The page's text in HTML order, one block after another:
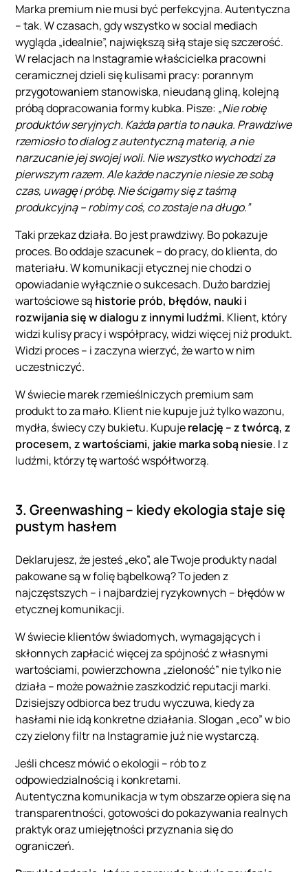
Marka premium nie musi być perfekcyjna. Autentyczna
– tak. W czasach, gdy wszystko w social mediach
wygląda „idealnie”, największą siłą staje się szczerość.
W relacjach na Instagramie właścicielka pracowni
ceramicznej dzieli się kulisami pracy: porannym
przygotowaniem stanowiska, nieudaną gliną, kolejną
próbą dopracowania formy kubka. Pisze: „Nie robię
produktów seryjnych. Każda partia to nauka. Prawdziwe
rzemiosło to dialog z autentyczną materią, a nie
narzucanie jej swojej woli. Nie wszystko wychodzi za
pierwszym razem. Ale każde naczynie niesie ze sobą
czas, uwagę i próbę. Nie ścigamy się z taśmą
produkcyjną – robimy coś, co zostaje na długo.”
Taki przekaz działa. Bo jest prawdziwy. Bo pokazuje
proces. Bo oddaje szacunek – do pracy, do klienta, do
materiału. W komunikacji etycznej nie chodzi o
opowiadanie wyłącznie o sukcesach. Dużo bardziej
wartościowe są historie prób, błędów, nauki i
rozwijania się w dialogu z innymi ludźmi. Klient, który
widzi kulisy pracy i współpracy, widzi więcej niż produkt.
Widzi proces – i zaczyna wierzyć, że warto w nim
uczestniczyć.
W świecie marek rzemieślniczych premium sam
produkt to za mało. Klient nie kupuje już tylko wazonu,
mydła, świecy czy bukietu. Kupujerelację – z twórcą, z
procesem, z wartościami, jakie marka sobą niesie. I z
ludźmi, którzy tę wartość współtworzą.
3. Greenwashing – kiedy ekologia staje się
pustym hasłem
Deklarujesz, że jesteś „eko”, ale Twoje produkty nadal
pakowane są w folię bąbelkową? To jeden z
najczęstszych – i najbardziej ryzykownych – błędów w
etycznej komunikacji.
W świecie klientów świadomych, wymagających i
skłonnych zapłacić więcej za spójność z własnymi
wartościami, powierzchowna „zieloność” nie tylko nie
działa – może poważnie zaszkodzić reputacji marki.
Dzisiejszy odbiorca bez trudu wyczuwa, kiedy za
hasłami nie idą konkretne działania. Slogan „eco” w bio
czy zielony filtr na Instagramie już nie wystarczą.
Jeśli chcesz mówić o ekologii – rób to z
odpowiedzialnością i konkretami.
Autentyczna komunikacja w tym obszarze opiera się na
transparentności, gotowości do pokazywania realnych
praktyk oraz umiejętności przyznania się do
ograniczeń.